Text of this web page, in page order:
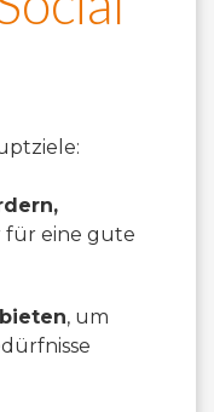
für eine gute
, um